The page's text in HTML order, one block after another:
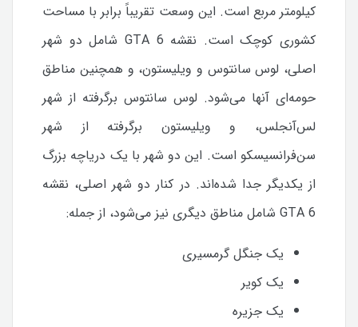
کیلومتر مربع است. این وسعت تقریباً برابر با مساحت
کشوری کوچک است. نقشه GTA 6 شامل دو شهر
اصلی، لوس سانتوس و ویلیستون، و همچنین مناطق
حومه‌ای آنها می‌شود. لوس سانتوس برگرفته از شهر
لس‌آنجلس، و ویلیستون برگرفته از شهر
سن‌فرانسیسکو است. این دو شهر با یک دریاچه بزرگ
از یکدیگر جدا شده‌اند. در کنار دو شهر اصلی، نقشه
GTA 6 شامل مناطق دیگری نیز می‌شود، از جمله:
یک جنگل گرمسیری
یک کویر
یک جزیره